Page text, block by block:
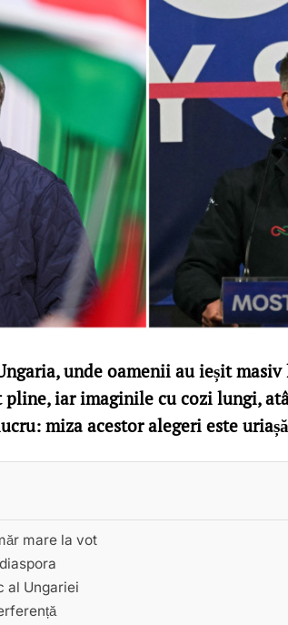
unde oamenii au ieșit
pline, iar imaginile cu cozi lungi,
miza acestor alegeri este
mare la vot
al Ungariei